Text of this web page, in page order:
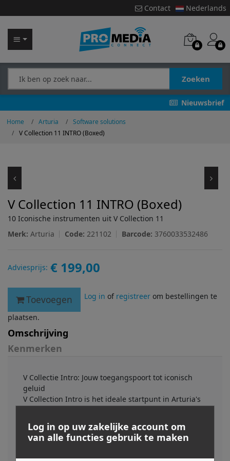
Contact Nederlands
Zoeken
Nieuwsbrief
Home Arturia
Software solutions
V Collection 11 INTRO (Boxed)
V Collection 11 INTRO (Boxed)
10 Iconische instrumenten uit V Collection 11
Merk: Arturia Code: 221102 Barcode: 3760033532486
Adviesprijs: € 199,00
Toevoegen Log in of registreerom bestellingen te
plaatsen.
Omschrijving
Kenmerken
V Collectie Intro: Jouw toegangspoort tot iconisch
geluid
V Collection Intro is het ideale startpunt in Arturia's
moderne muziek hebben bepaald - tegen een
toegankelijke prijs.
Log in op uw zakelijke account om
van alle functies gebruik te maken